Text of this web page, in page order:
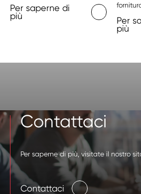
Per saperne di
più Per
più
Contattaci
Per saperne di più, visitate il nostro
Contattaci